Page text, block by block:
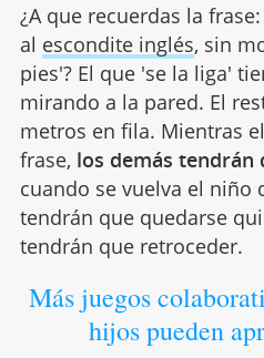
¿A que recuerdas la
al escondite inglés, sin
pies'? El que 'se la liga'
mirando a la pared. El
metros en fila. Mientras
frase, los demás tendrán
cuando se vuelva el niño
tendrán que quedarse
tendrán que retroceder.
Más juegos
hijos pueden